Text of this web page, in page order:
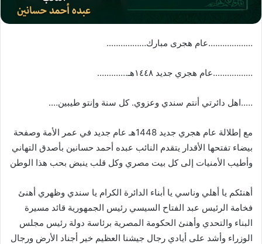
……………….عام هجری مبارك……………..
……………..عام هجري جديد ١٤٤٨هـ………….
…..اهل دائرتي أنتم سندي وعزوي. كل سنة وإنتو طيبين….
مع إطلالة عام هجري جديد 1448هـ عام جديد في عمر الأمة وصفحة
بيضاء تفتحها الأقدار يتقدم النائب عبده أحمد حسانين بأصدق التهاني
وأطيب الأمنيات إلى كل بيت مصري وكل قلب ينبض بحب هذا الوطن
أهنئكم يا أهلي وناسي يا أبناء الدائرة الكرام يا سندي وظهري أهنئ
فخامة الرئيس عبد الفتاح السيسي رئيس الجمهورية قائد مسيرة
البناء والتحدي وأهنئ الحكومة المصرية برئاسة دولة رئيس مجلس
الوزراء وأشد على أيادي رجال جيشنا العظيم خير أجناد الأرض ورجال